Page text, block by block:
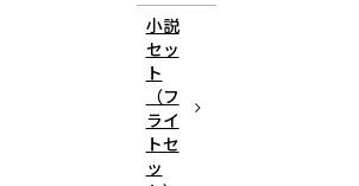
小説
セッ
ト
（フ
ライ
トセ
ッ